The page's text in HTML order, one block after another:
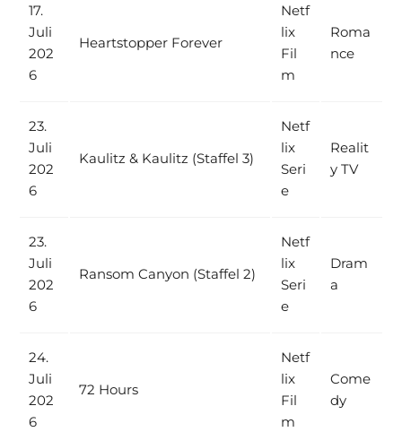
17.
Juli
202
6
Heartstopper Forever
Netf
lix
Fil
m
Roma
nce
23.
Juli
202
6
Kaulitz & Kaulitz (Staffel 3)
Netf
lix
Seri
e
Realit
y TV
23.
Juli
202
6
Ransom Canyon (Staffel 2)
Netf
lix
Seri
e
Dram
a
24.
Juli
202
6
72 Hours
Netf
lix
Fil
m
Come
dy